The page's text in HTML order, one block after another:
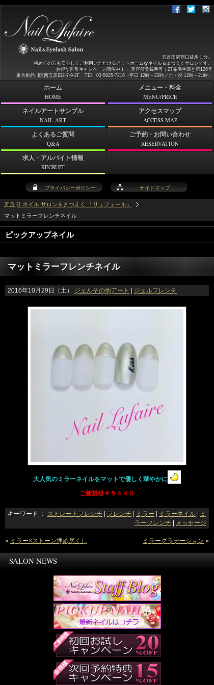
五反田 ネイル サロン＆まつえく 「リュフェール」
マットミラーフレンチネイル
ピックアップネイル
マットミラーフレンチネイル
2016年10月29日（土） ジェルその他アート | ジェルフレンチ
大人気のミラーネイルをマットで優しく華やかに
ご新規様￥５４４０
キーワード ： ストレートフレンチ | フレンチ | ミラー | ミラーネイル | ミ
ラーフレンチ | メッセージ
« ミラー×ストーン埋め尽くし ミラーグラデーション »
SALON NEWS
プライバシーポリシー サイトマップ
五反田駅西口徒歩１分。
初めての方も安心してご利用いただけるアットホームなネイル＆まつえくサロンです。
お得な割引キャンペーン開催中！！ 美容所登録番号：27品保生環き第126号
東京都品川区西五反田2-7-9-2F TEl：03-5935-7216（平日 12時－22時／土・祝 12時－21時）
ホーム
HOME
メニュー・料金
MENU/PRICE
ネイルアートサンプル
NAIL ART
アクセスマップ
ACCESS MAP
よくあるご質問
Q&A
ご予約・お問い合わせ
RESERVATION
求人・アルバイト情報
RECRUIT